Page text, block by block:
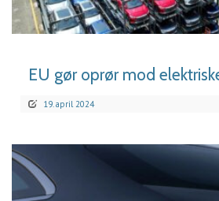
EU gør oprør mod
19. april 2024